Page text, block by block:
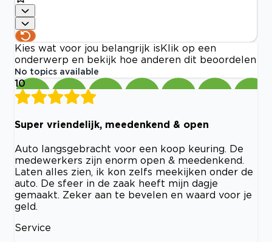
Kies wat voor jou belangrijk is Klik op een
onderwerp en bekijk hoe anderen dit beoordelen
No topics available
10
Super vriendelijk, meedenkend & open
Auto langsgebracht voor een koop keuring. De
medewerkers zijn enorm open & meedenkend.
Laten alles zien, ik kon zelfs meekijken onder de
auto. De sfeer in de zaak heeft mijn dagje
gemaakt. Zeker aan te bevelen en waard voor je
geld.
Service